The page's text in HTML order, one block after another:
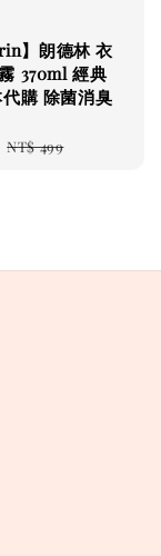
】朗德林 衣
370ml 經典
購 除菌消臭
Regular
NT$ 499